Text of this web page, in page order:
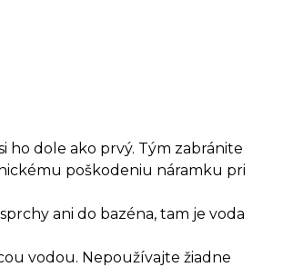
ho dole ako prvý. Tým zabránite
poškodeniu náramku pri
ani do bazéna, tam je voda
vodou. Nepoužívajte žiadne